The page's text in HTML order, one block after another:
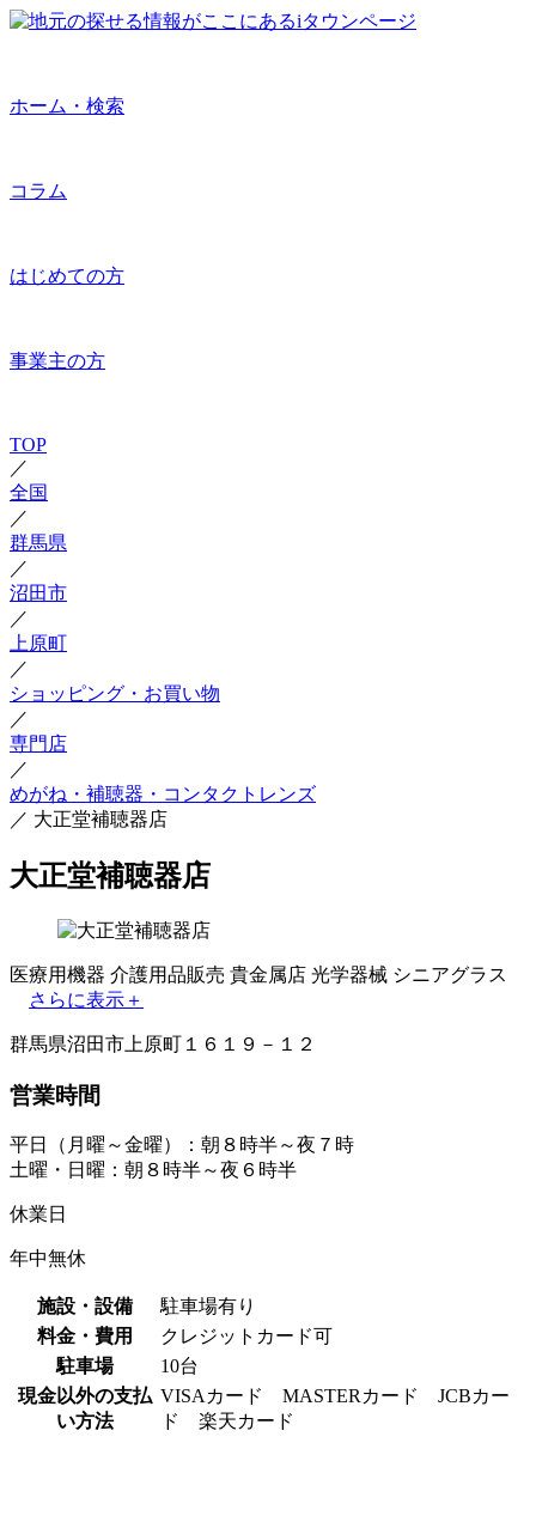
ホーム・検索
コラム
はじめての方
事業主の方
TOP
／
全国
／
群馬県
／
沼田市
／
上原町
／
ショッピング・お買い物
／
専門店
／
めがね・補聴器・コンタクトレンズ
／ 大正堂補聴器店
大正堂補聴器店
医療用機器 介護用品販売 貴金属店 光学器械 シニアグラス
さらに表示＋
群馬県沼田市上原町１６１９－１２
営業時間
平日（月曜～金曜）：朝８時半～夜７時
土曜・日曜：朝８時半～夜６時半
休業日
年中無休
施設・設備
駐車場有り
料金・費用
クレジットカード可
駐車場
10台
現金以外の支払
い方法
VISAカード MASTERカード JCBカー
ド 楽天カード